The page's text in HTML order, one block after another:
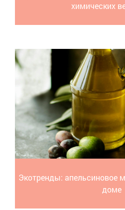
химических
Экотренды: апельсиновое
доме
Вот почему вам стоило бы
использовать